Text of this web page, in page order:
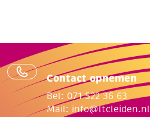
Contact opnemen
Bel: 071 522 36 63
Mail: info@ltcleiden.nl